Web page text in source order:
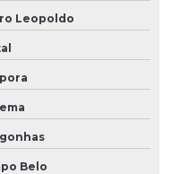
Leopoldo
Belo